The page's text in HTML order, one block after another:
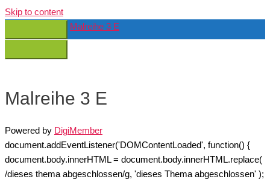
Skip to content
Malreihe 3 E
Malreihe 3 E
Powered by DigiMember
document.addEventListener('DOMContentLoaded', function() {
document.body.innerHTML = document.body.innerHTML.replace(
/dieses thema abgeschlossen/g, 'dieses Thema abgeschlossen' );